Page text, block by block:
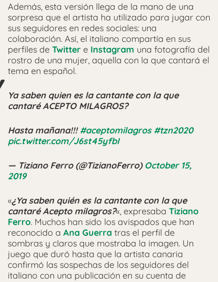
Además, esta versión llega de la mano de una
sorpresa que el artista ha utilizado para jugar con
sus seguidores en redes sociales: una
colaboración. Así, el italiano compartía en sus
perfiles de Twitter e Instagram una fotografía del
rostro de una mujer, aquella con la que cantará el
tema en español.
Ya saben quien es la cantante con la que
cantaré ACEPTO MILAGROS?
Hasta mañana!!!#aceptomilagros #tzn2020
pic.twitter.com/J6st45yfbI
— Tiziano Ferro (@TizianoFerro) October 15,
2019
«¿Ya saben quién es la cantante con la que
cantaré Acepto milagros?«, expresaba Tiziano
Ferro. Muchos han sido los avispados que han
reconocido a Ana Guerra tras el perfil de
sombras y claros que mostraba la imagen. Un
juego que duró hasta que la artista canaria
confirmó las sospechas de los seguidores del
italiano con una publicación en su cuenta de